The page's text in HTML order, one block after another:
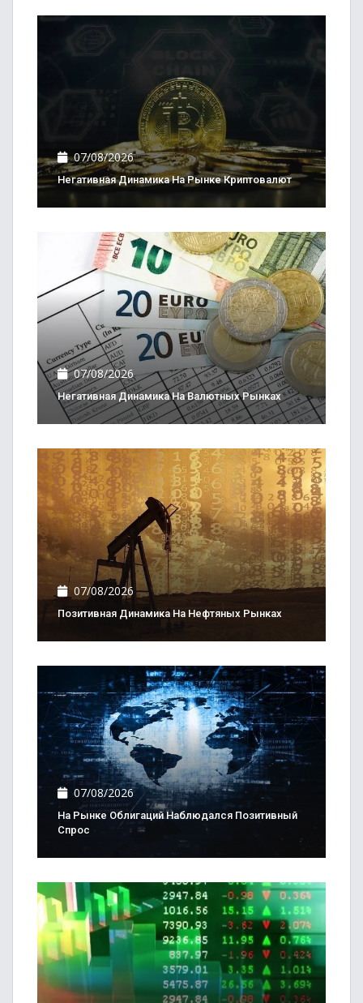
07/08/2026
Негативная Динамика На Рынке Криптовалют
07/08/2026
Негативная Динамика На Валютных Рынках
07/08/2026
Позитивная Динамика На Нефтяных Рынках
07/08/2026
На Рынке Облигаций Наблюдался Позитивный
Спрос